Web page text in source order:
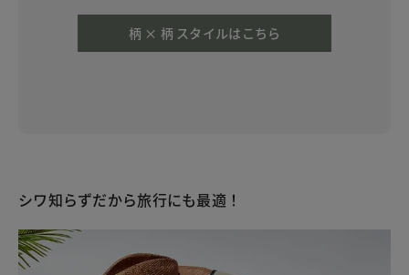
柄 × 柄 スタイルはこちら
シワ知らずだから旅行にも最適！